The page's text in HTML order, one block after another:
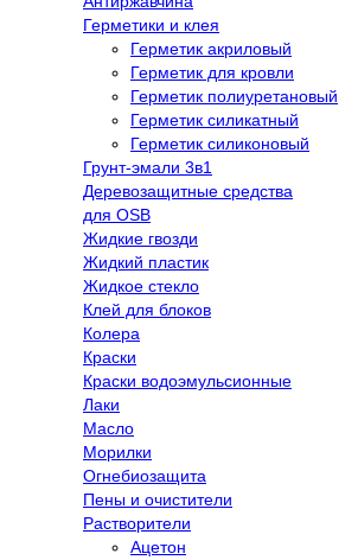
Герметики и клея
Герметик акриловый
Герметик для кровли
Герметик полиуретановый
Герметик силикатный
Герметик силиконовый
Грунт-эмали 3в1
Деревозащитные средства
для OSB
Жидкие гвозди
Жидкий пластик
Жидкое стекло
Клей для блоков
Колера
Краски
Краски водоэмульсионные
Лаки
Масло
Морилки
Огнебиозащита
Пены и очистители
Растворители
Ацетон